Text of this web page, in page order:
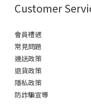
Customer
會員禮遇
常見問題
運送政策
退貨政策
隱私政策
防詐騙宣導